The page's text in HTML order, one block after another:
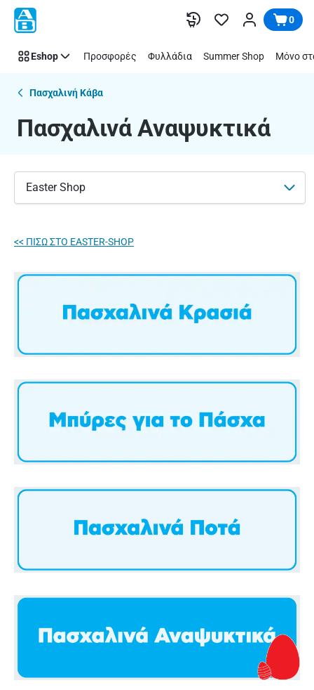
Παράλειψη
Πασχαλινά
Αναψυκτικά
0
Eshop Προσφορές Φυλλάδια Summer Shop Μόνο
Πασχαλινή Κάβα
Πασχαλινά Αναψυκτικά
Easter Shop
<< ΠΙΣΩ ΣΤΟ EASTER-SHOP